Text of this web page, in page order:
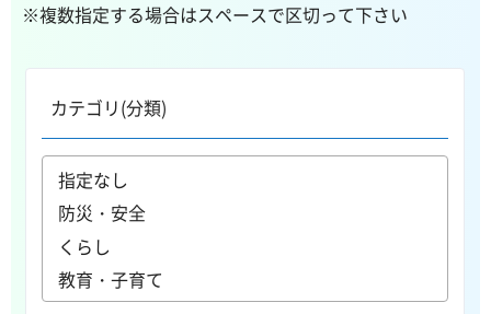
※複数指定する場合はスペースで区切って下さい
カテゴリ(分類)